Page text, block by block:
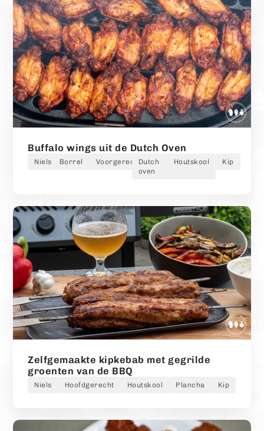
Buffalo wings uit de Dutch Oven
Niels Borrel VoorgerechtDutch
oven
Houtskool Kip
Zelfgemaakte kipkebab met gegrilde
groenten van de BBQ
Niels Hoofdgerecht Houtskool Plancha Kip